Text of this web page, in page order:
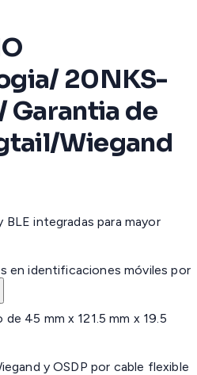
20NKS-
de
Wiegand
BLE integradas para mayor
en identificaciones móviles por
45 mm x 121.5 mm x 19.5
y OSDP por cable flexible